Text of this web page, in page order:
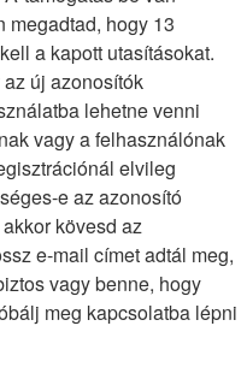
megadtad, hogy 13
a kapott utasításokat.
új azonosítók
lehetne venni
vagy a felhasználónak
elvileg
e az azonosító
kövesd az
e-mail címet adtál meg,
vagy benne, hogy
meg kapcsolatba lépni